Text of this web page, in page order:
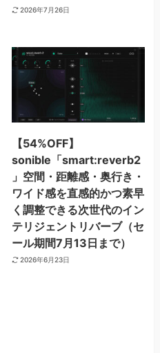
2026年7月26日
【54%OFF】
sonible「smart:reverb2
」空間・距離感・奥行き・
ワイド感を直感的かつ素早
く調整できる次世代のイン
テリジェントリバーブ（セ
ール期間7月13日まで）
2026年6月23日